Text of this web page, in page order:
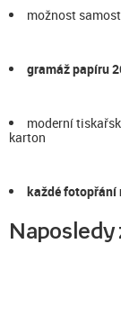
možnost
gramáž papíru
moderní
karton
každé fotopřání
Naposledy